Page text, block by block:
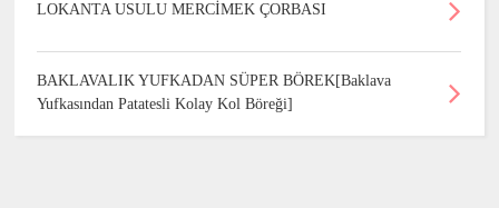
LOKANTA USULU MERCİMEK ÇORBASI
BAKLAVALIK YUFKADAN SÜPER BÖREK[Baklava
Yufkasından Patatesli Kolay Kol Böreği]